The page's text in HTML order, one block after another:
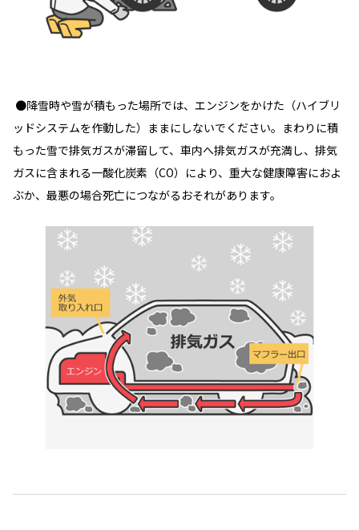
●降雪時や雪が積もった場所では、エンジンをかけた（ハイブリ
ッドシステムを作動した）ままにしないでください。まわりに積
もった雪で排気ガスが滞留して、車内へ排気ガスが充満し、排気
ガスに含まれる一酸化炭素（CO）により、重大な健康障害におよ
ぶか、最悪の場合死亡につながるおそれがあります。